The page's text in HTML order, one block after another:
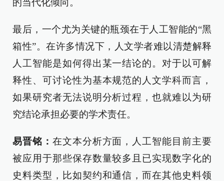
的当代化倾向。
最后，一个尤为关键的瓶颈在于人工智能的“黑
箱性”。在许多情况下，人文学者难以清楚解释
人工智能是如何得出某一结论的。对于以可解
释性、可讨论性为基本规范的人文学科而言，
如果研究者无法说明分析过程，也就难以为研
究结论承担必要的学术责任。
易晋铭： 在文本分析方面，人工智能目前主要
被应用于那些保存数量较多且已实现数字化的
史料类型，比如契约和通信，而在其他史料领